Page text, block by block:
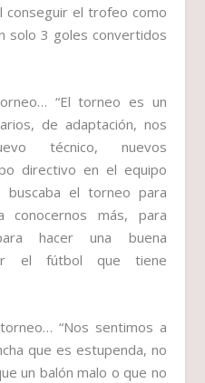
conseguir el trofeo como
solo 3 goles convertidos
“El torneo es un
de adaptación, nos
técnico, nuevos
directivo en el equipo
buscaba el torneo para
conocernos más, para
hacer una buena
el fútbol que tiene
torneo…“Nos sentimos a
que es estupenda, no
un balón malo o que no